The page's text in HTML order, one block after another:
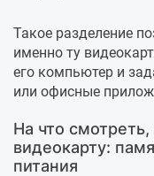
Такое разделение
именно ту
его компьютер и
или офисные
На что смотреть,
видеокарту:
питания